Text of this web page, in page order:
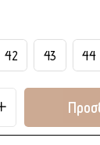
42 43 44